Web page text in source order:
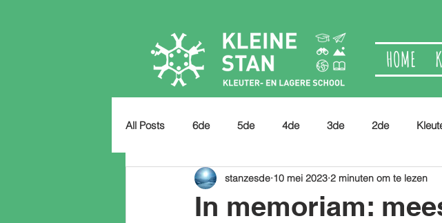
HOME
All Posts 6de 5de 4de 3de 2de
In memoriam:
stanzesde 10 mei 2023 2 minuten om te lezen